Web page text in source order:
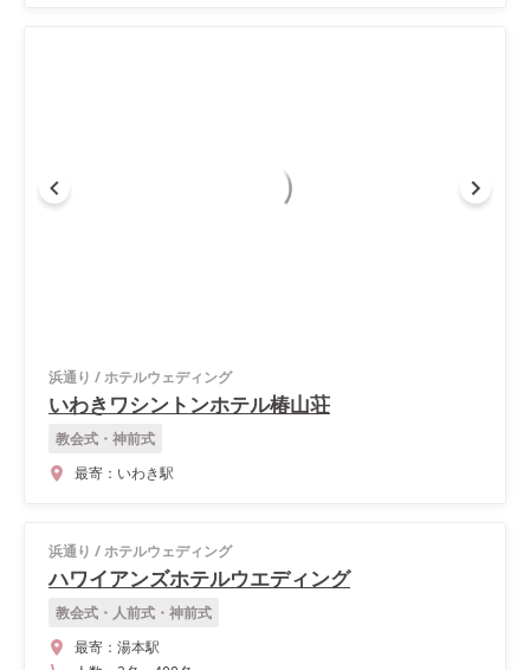
浜通り /ホテルウェディング
いわきワシントンホテル椿山荘
教会式・神前式
最寄： いわき駅
浜通り /ホテルウェディング
ハワイアンズホテルウエディング
教会式・人前式・神前式
最寄： 湯本駅